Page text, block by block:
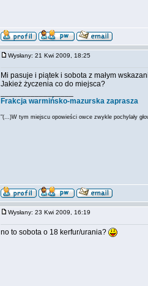
Wysłany: 21 Kwi 2009, 18:25
Mi pasuje i piątek i sobota z małym
Jakież życzenia co do miejsca?
Frakcja warmińsko-mazurska zaprasza
"(...)W tym miejscu opowieści owce zwykle pochylały
Wysłany: 23 Kwi 2009, 16:19
no to sobota o 18 kerfur/urania?